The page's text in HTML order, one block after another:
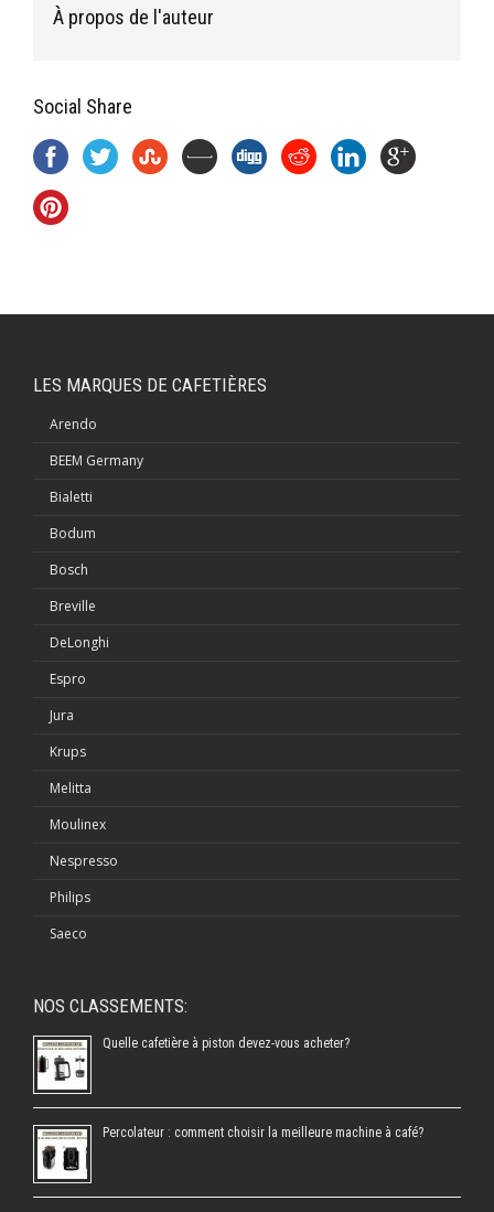
À propos de l'auteur
Social Share
LES MARQUES DE CAFETIÈRES
Arendo
BEEM Germany
Bialetti
Bodum
Bosch
Breville
DeLonghi
Espro
Jura
Krups
Melitta
Moulinex
Nespresso
Philips
Saeco
NOS CLASSEMENTS:
Quelle cafetière à piston devez-vous acheter?
Percolateur : comment choisir la meilleure machine à café?